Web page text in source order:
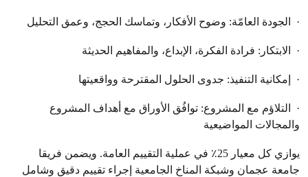
· الجودة العامّة: وضوح الأفكار، وتماسك الحجج، وعمق التحليل
· الابتكار: فرادة الفكرة، الإبداع، والمفاهيم الحديثة
· إمكانية التنفيذ: جدوى الحلول المقترحة وواقعيتها
· التلاؤم مع المشروع: توافُق الأوراق مع أهداف المشروع
والمجالات المواضيعية
يوازي كل معيار 25٪ في عملية التقييم العامة. ويضمن فريقا
جامعة عجمان وشبكة المناخ الجامعية إجراء تقييمٍ دقيق وشامل